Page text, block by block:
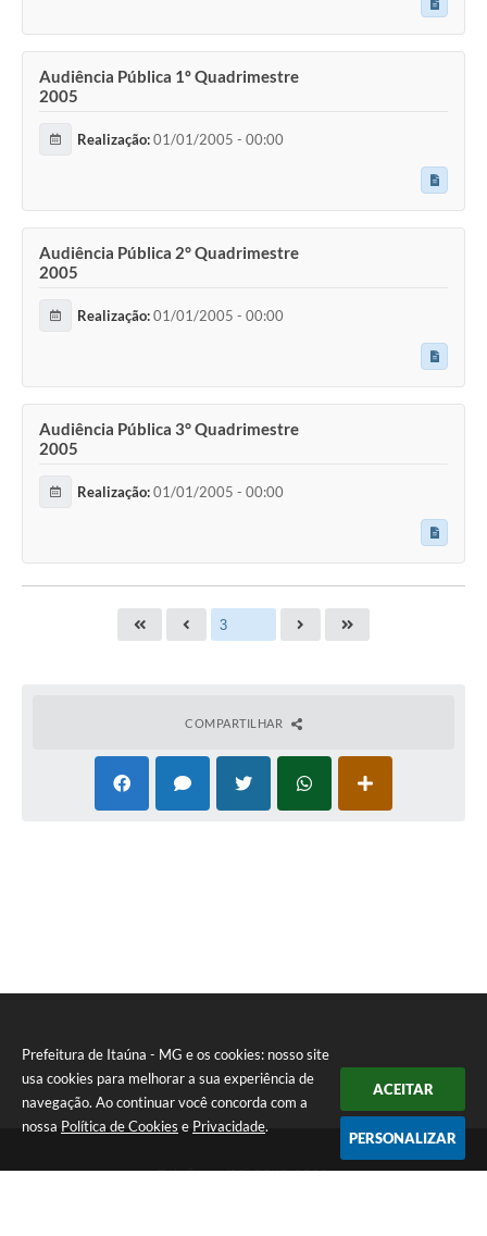
Prefeitura de Itaúna - MG e os cookies: nosso site
usa cookies para melhorar a sua experiência de
navegação. Ao continuar você concorda com a
nossa Política de Cookies e Privacidade.
ACEITAR
PERSONALIZAR
Audiência Pública 1º Quadrimestre
2005
Realização:01/01/2005 - 00:00
Audiência Pública 2° Quadrimestre
2005
Realização:01/01/2005 - 00:00
Audiência Pública 3° Quadrimestre
2005
Realização:01/01/2005 - 00:00
COMPARTILHAR
Telefone: (37) 3249-9500